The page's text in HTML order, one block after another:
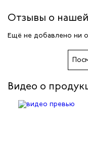
руководителей
помощи
Отзывы о
Ещё не добавлено ни
Видео о